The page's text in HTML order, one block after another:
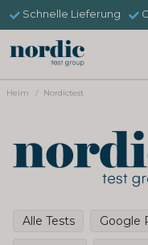
Schnelle Lieferung
Heim Nordictest
Alle Tests Google